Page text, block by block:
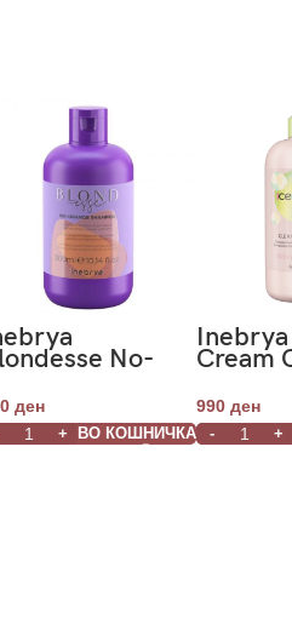
No-
ден
ВО КОШНИЧКА
Cream
990 ден